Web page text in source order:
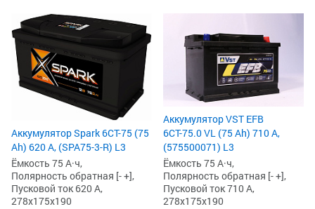
Аккумулятор Spark 6СТ-75 (75
Ah) 620 А, (SPA75-3-R) L3
Ёмкость 75 А·ч,
Полярность обратная [- +],
Пусковой ток 620 А,
278x175x190
Аккумулятор VST EFB
6СТ-75.0 VL (75 Ah) 710 А,
(575500071) L3
Ёмкость 75 А·ч,
Полярность обратная [- +],
Пусковой ток 710 А,
278x175x190